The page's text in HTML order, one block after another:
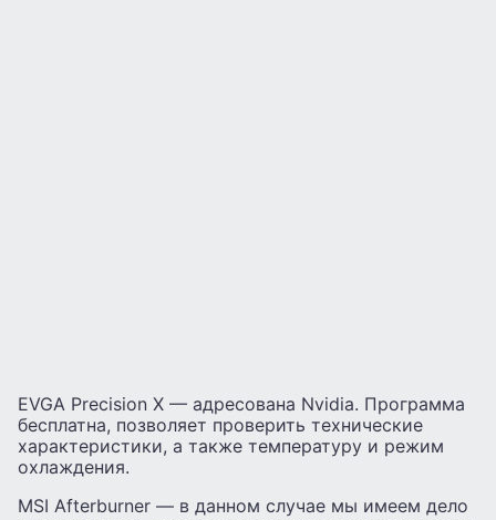
EVGA Precision X — адресована Nvidia. Программа
бесплатна, позволяет проверить технические
характеристики, а также температуру и режим
охлаждения.
MSI Afterburner — в данном случае мы имеем дело